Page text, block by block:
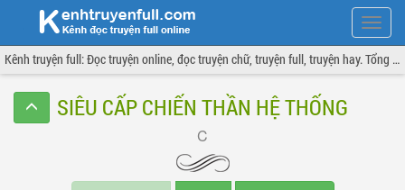
Hiện
menu
Kênh truyện full: Đọc truyện online, đọc truyện chữ, truyện full, truyện hay. Tổng hợp đầy đủ và cập nhật liên tục.
SIÊU CẤP CHIẾN THẦN HỆ THỐNG